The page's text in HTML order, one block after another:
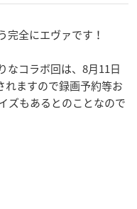
完全にエヴァです！
なコラボ回は、8月11日
れますので録画予約等お
ズもあるとのことなので